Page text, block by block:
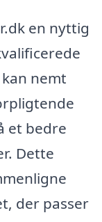
en nyttig
nemt
et bedre
Dette
der passer